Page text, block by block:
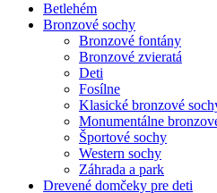
Betlehém
Bronzové sochy
Bronzové fontány
Bronzové zvieratá
Deti
Fosílne
Klasické bronzové
Monumentálne
Športové sochy
Western sochy
Záhrada a park
Drevené domčeky pre deti